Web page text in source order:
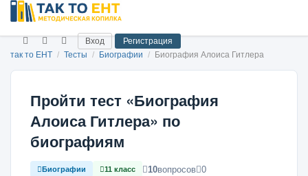
Вход
Регистрация
так то ЕНТ / Тесты / Биографии / Биография Алоиса Гитлера
Пройти тест «Биография
Алоиса Гитлера» по
биографиям
Биографии 11 класс 10вопросов 0